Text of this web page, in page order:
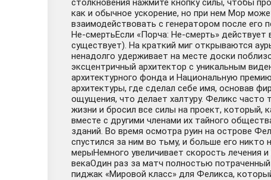
столкновения нажмите кнопку силы, чтобы
как и обычное ускорение, но при нем Мор
взаимодействовать с генератором после его
Не-смертьЕсли «Порча: Не-смерть» действует
существует). На краткий миг открываются
ненадолго удерживает на месте доски
эксцентричный архитектор с уникальным
архитектурного фонда и Национальную
архитектуры, где сделал себе имя, основав
ощущения, что делает халтуру. Феликс часто
жизни и бросил все силы на проект, который,
вместе с другими членами их тайного
зданий. Во время осмотра руин на острове
спустился за ним во тьму, и больше его
мерыНемного увеличивает скорость лечения
векаОдин раз за матч полностью
пиджак «Мировой класс» для Феликса,